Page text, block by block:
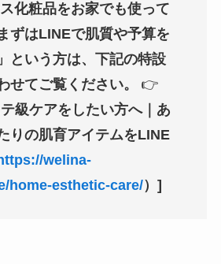
ス化粧品をお家でも使って
ずはLINEで肌質や予算を
という方は、下記の特設
せてご覧ください。
👉
級ケアをしたい方へ｜あ
りの肌育アイテムをLINE
welina-
home-esthetic-care/）]